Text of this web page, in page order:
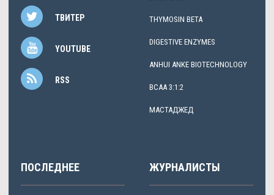
ТВИТЕР
YOUTUBE
RSS
THYMOSIN BETA
DIGESTIVE ENZYMES
ANHUI ANKE BIOTECHNOLOGY
BCAA 3:1:2
МАСТАДЖЕД
ПОСЛЕДНЕЕ ЖУРНАЛИСТЫ